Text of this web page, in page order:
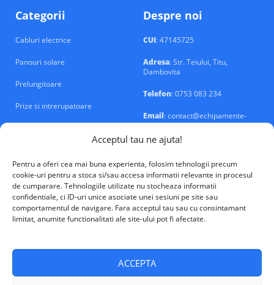
Acceptul tau ne ajuta!
Pentru a oferi cea mai buna experienta, folosim tehnologii precum
cookie-uri pentru a stoca si/sau accesa informatii relevante in procesul
de cumparare. Tehnologiile utilizate nu stocheaza informatii
confidentiale, ci ID-uri unice asociate unei sesiuni pe site sau
comportamentul de navigare. Fara acceptul tau sau cu consintamant
limitat, anumite functionalitati ale site-ului pot fi afectate.
ACCEPTA
Categorii
Cabluri electrice
Panouri solare
Prelungitoare
Prize si intrerupatoare
Despre noi
CUI: 47145725
Adresa: Str. Teiului, Titu,
Dambovita
Telefon: 0753 083 234
Email: contact@echipamente-
electrice.ro
VALM Electrical Solutions © 2026